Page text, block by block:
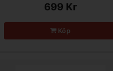
699 Kr
Köp